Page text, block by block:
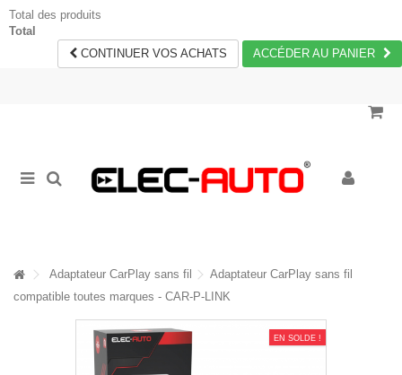
Total des produits
Total
CONTINUER VOS ACHATS
ACCÉDER AU PANIER
Adaptateur CarPlay sans fil
Adaptateur CarPlay sans fil
compatible toutes marques - CAR-P-LINK
EN SOLDE !